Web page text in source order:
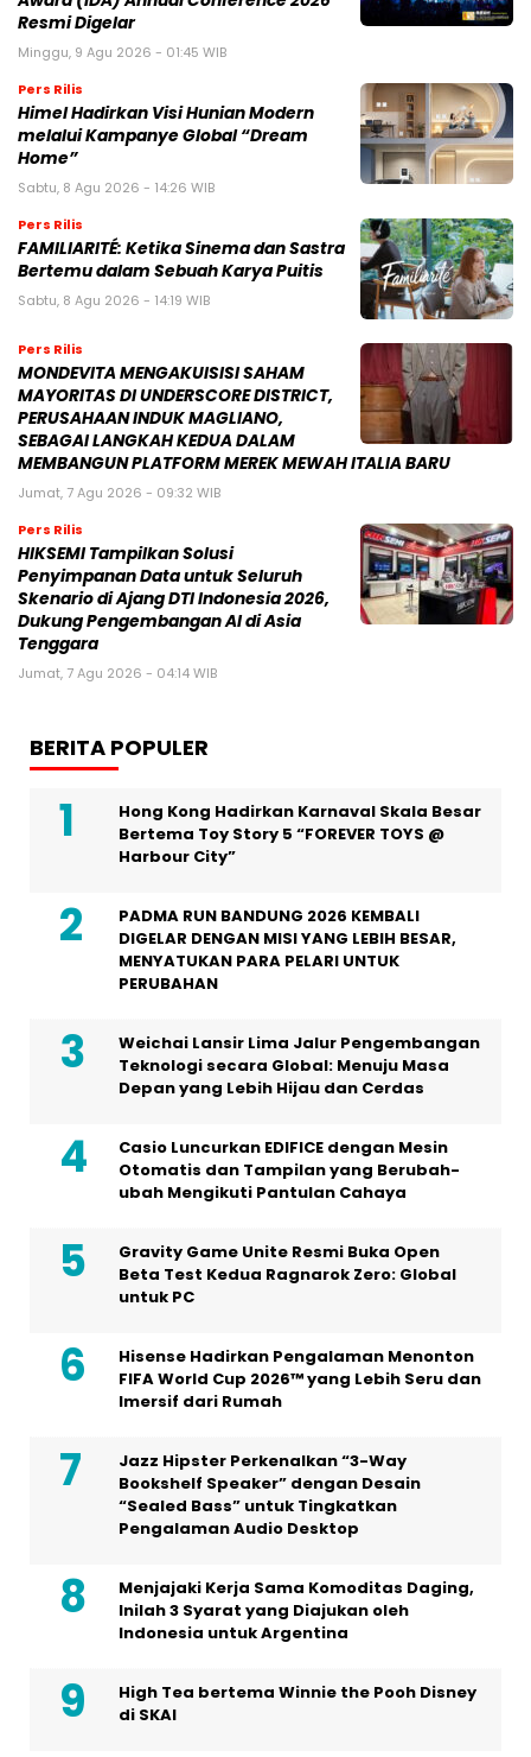
Resmi Digelar
Minggu, 9 Agu 2026 - 01:45 WIB
Pers Rilis
Himel Hadirkan Visi Hunian Modern
melalui Kampanye Global “Dream
Home”
Sabtu, 8 Agu 2026 - 14:26 WIB
Pers Rilis
FAMILIARITÉ: Ketika Sinema dan Sastra
Bertemu dalam Sebuah Karya Puitis
Sabtu, 8 Agu 2026 - 14:19 WIB
Pers Rilis
MONDEVITA MENGAKUISISI SAHAM
MAYORITAS DI UNDERSCORE DISTRICT,
PERUSAHAAN INDUK MAGLIANO,
SEBAGAI LANGKAH KEDUA DALAM
MEMBANGUN PLATFORM MEREK MEWAH ITALIA BARU
Jumat, 7 Agu 2026 - 09:32 WIB
Pers Rilis
HIKSEMI Tampilkan Solusi
Penyimpanan Data untuk Seluruh
Skenario di Ajang DTI Indonesia 2026,
Dukung Pengembangan AI di Asia
Tenggara
Jumat, 7 Agu 2026 - 04:14 WIB
BERITA POPULER
Hong Kong Hadirkan Karnaval Skala Besar
Bertema Toy Story 5 “FOREVER TOYS @
Harbour City”
PADMA RUN BANDUNG 2026 KEMBALI
DIGELAR DENGAN MISI YANG LEBIH BESAR,
MENYATUKAN PARA PELARI UNTUK
PERUBAHAN
Weichai Lansir Lima Jalur Pengembangan
Teknologi secara Global: Menuju Masa
Depan yang Lebih Hijau dan Cerdas
Casio Luncurkan EDIFICE dengan Mesin
Otomatis dan Tampilan yang Berubah-
ubah Mengikuti Pantulan Cahaya
Gravity Game Unite Resmi Buka Open
Beta Test Kedua Ragnarok Zero: Global
untuk PC
Hisense Hadirkan Pengalaman Menonton
FIFA World Cup 2026™ yang Lebih Seru dan
Imersif dari Rumah
Jazz Hipster Perkenalkan “3-Way
Bookshelf Speaker” dengan Desain
“Sealed Bass” untuk Tingkatkan
Pengalaman Audio Desktop
Menjajaki Kerja Sama Komoditas Daging,
Inilah 3 Syarat yang Diajukan oleh
Indonesia untuk Argentina
High Tea bertema Winnie the Pooh Disney
di SKAI